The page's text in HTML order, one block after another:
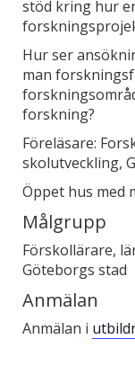
stöd kring hur
Hur ser
man
forskning?
Föreläsare:
skolutveckling,
Öppet hus med
Målgrupp
Förskollärare,
Göteborgs stad
Anmälan
Anmälan i